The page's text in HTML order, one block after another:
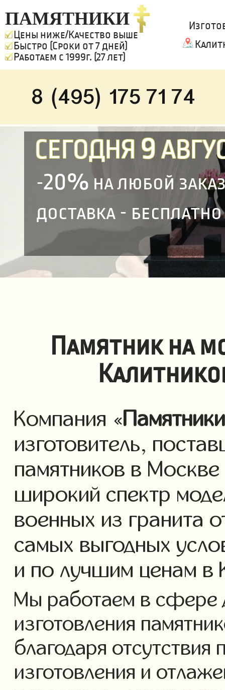
ПАМЯТНИКИ
Цены ниже/Качество выше
Быстро (Сроки от 7 дней)
Работаем с 1999г. (27 лет)
8 (495) 175 71 74
СЕГОДНЯ 9
-20% на любой
доставка - бесплатно
Памятник на
Компания «Памятники
изготовитель,
памятников в
широкий спектр
военных из гранита
самых выгодных
и по лучшим ценам в
Мы работаем в сфере
изготовления
благодаря отсутствия
изготовления и